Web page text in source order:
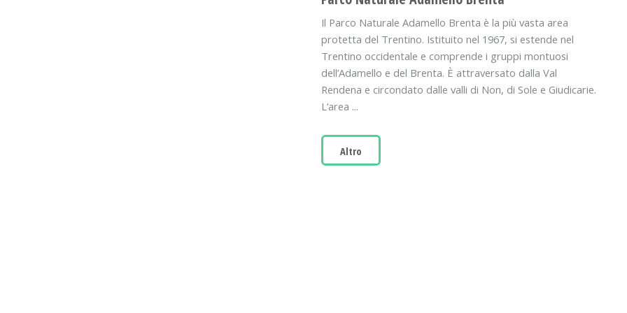
Il Parco Naturale Adamello Brenta è la più vasta area
protetta del Trentino. Istituito nel 1967, si estende nel
Trentino occidentale e comprende i gruppi montuosi
dell’Adamello e del Brenta. È attraversato dalla Val
Rendena e circondato dalle valli di Non, di Sole e Giudicarie.
L’area ...
Altro